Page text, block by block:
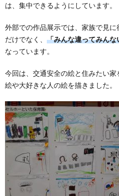
は、集中できるようにしています。
外部での作品展示では、家族で見
だけでなく、 「みんな違ってみん
なっています。
今回は、交通安全の絵と住みたい
絵や大好きな人の絵を描きました。